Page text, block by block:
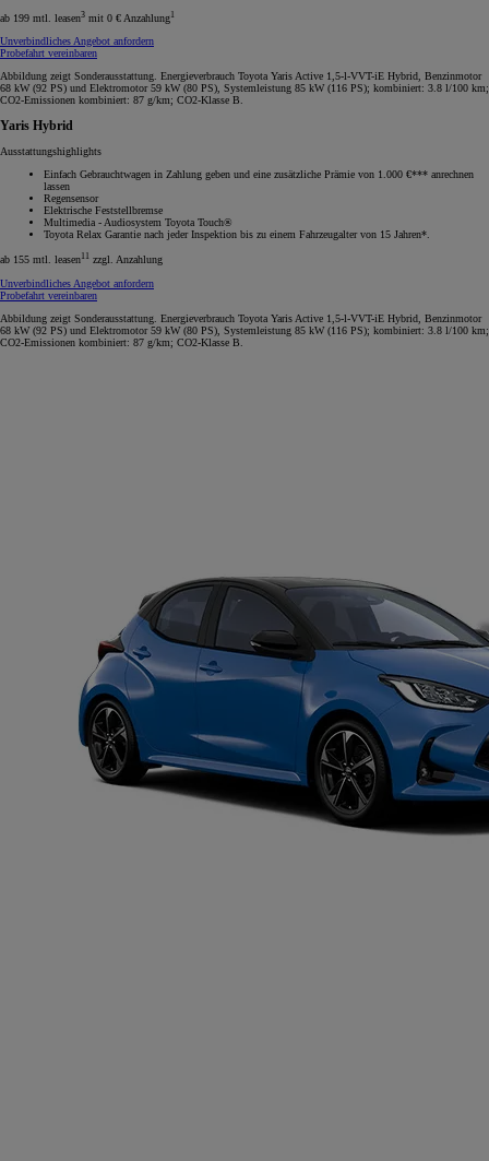
ab 199 mtl. leasen3 mit 0 € Anzahlung1
Unverbindliches Angebot anfordern
Probefahrt vereinbaren
Abbildung zeigt Sonderausstattung. Energieverbrauch Toyota Yaris Active 1,5-l-VVT-iE Hybrid, Benzinmotor
68 kW (92 PS) und Elektromotor 59 kW (80 PS), Systemleistung 85 kW (116 PS); kombiniert: 3.8 l/100 km;
CO2-Emissionen kombiniert: 87 g/km; CO2-Klasse B.
Yaris Hybrid
Ausstattungshighlights
Einfach Gebrauchtwagen in Zahlung geben und eine zusätzliche Prämie von 1.000 €*** anrechnen
lassen
Regensensor
Elektrische Feststellbremse
Multimedia - Audiosystem Toyota Touch®
Toyota Relax Garantie nach jeder Inspektion bis zu einem Fahrzeugalter von 15 Jahren*.
ab 155 mtl. leasen11 zzgl. Anzahlung
Unverbindliches Angebot anfordern
Probefahrt vereinbaren
Abbildung zeigt Sonderausstattung. Energieverbrauch Toyota Yaris Active 1,5-l-VVT-iE Hybrid, Benzinmotor
68 kW (92 PS) und Elektromotor 59 kW (80 PS), Systemleistung 85 kW (116 PS); kombiniert: 3.8 l/100 km;
CO2-Emissionen kombiniert: 87 g/km; CO2-Klasse B.